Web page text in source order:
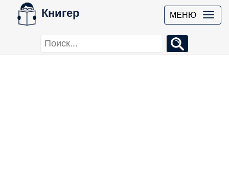
Книгер МЕНЮ